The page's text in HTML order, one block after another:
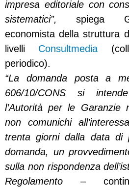
impresa editoriale con
sistematici”, spiega
economista della struttura
livelli Consultmedia
periodico).
“La domanda posta a
606/10/CONS si
l’Autorità per le Garanzie
non comunichi
trenta giorni dalla data di
domanda, un
sulla non rispondenza
Regolamento –